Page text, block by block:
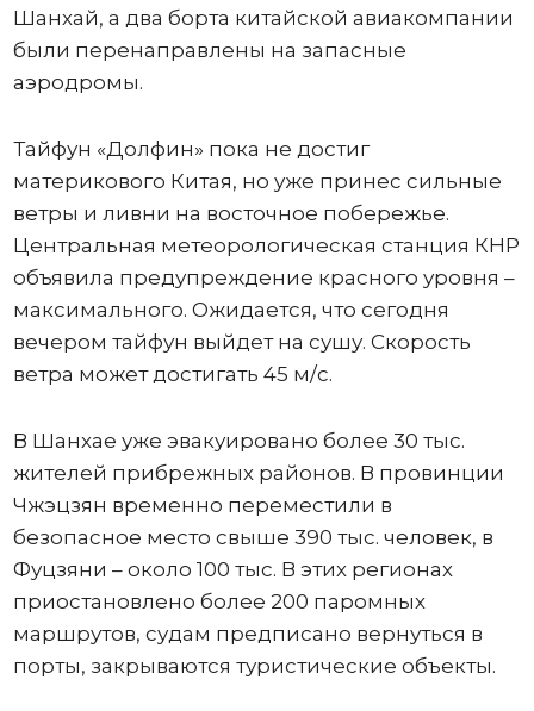
Шанхай, а два борта китайской авиакомпании
были перенаправлены на запасные
аэродромы.
Тайфун «Долфин» пока не достиг
материкового Китая, но уже принес сильные
ветры и ливни на восточное побережье.
Центральная метеорологическая станция КНР
объявила предупреждение красного уровня –
максимального. Ожидается, что сегодня
вечером тайфун выйдет на сушу. Скорость
ветра может достигать 45 м/с.
В Шанхае уже эвакуировано более 30 тыс.
жителей прибрежных районов. В провинции
Чжэцзян временно переместили в
безопасное место свыше 390 тыс. человек, в
Фуцзяни – около 100 тыс. В этих регионах
приостановлено более 200 паромных
маршрутов, судам предписано вернуться в
порты, закрываются туристические объекты.